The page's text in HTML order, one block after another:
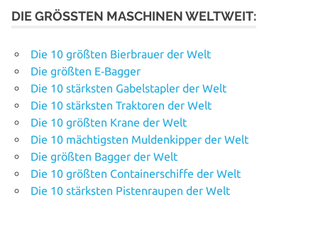
DIE GRÖSSTEN MASCHINEN WELTWEIT:
Die 10 größten Bierbrauer der Welt
Die größten E‑Bagger
Die 10 stärksten Gabelstapler der Welt
Die 10 stärksten Traktoren der Welt
Die 10 größten Krane der Welt
Die 10 mächtigsten Muldenkipper der Welt
Die größten Bagger der Welt
Die 10 größten Containerschiffe der Welt
Die 10 stärksten Pistenraupen der Welt